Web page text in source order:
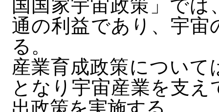
国国家宇宙政策」で
通の利益であり、宇宙
る。
産業育成政策につい
となり宇宙産業を支
出政策を実施する。